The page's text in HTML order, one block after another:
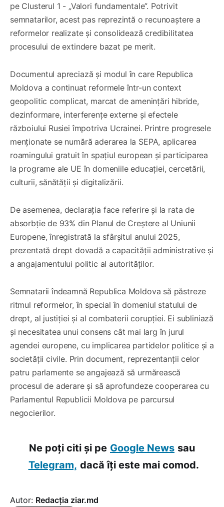
pe Clusterul 1 - „Valori fundamentale”. Potrivit
semnatarilor, acest pas reprezintă o recunoaștere a
reformelor realizate și consolidează credibilitatea
procesului de extindere bazat pe merit.
Documentul apreciază și modul în care Republica
Moldova a continuat reformele într-un context
geopolitic complicat, marcat de amenințări hibride,
dezinformare, interferențe externe și efectele
războiului Rusiei împotriva Ucrainei. Printre progresele
menționate se numără aderarea la SEPA, aplicarea
roamingului gratuit în spațiul european și participarea
la programe ale UE în domeniile educației, cercetării,
culturii, sănătății și digitalizării.
De asemenea, declarația face referire și la rata de
absorbție de 93% din Planul de Creștere al Uniunii
Europene, înregistrată la sfârșitul anului 2025,
prezentată drept dovadă a capacității administrative și
a angajamentului politic al autorităților.
Semnatarii îndeamnă Republica Moldova să păstreze
ritmul reformelor, în special în domeniul statului de
drept, al justiției și al combaterii corupției. Ei subliniază
și necesitatea unui consens cât mai larg în jurul
agendei europene, cu implicarea partidelor politice și a
societății civile. Prin document, reprezentanții celor
patru parlamente se angajează să urmărească
procesul de aderare și să aprofundeze cooperarea cu
Parlamentul Republicii Moldova pe parcursul
negocierilor.
Ne poți citi și pe Google News sau
Telegram, dacă îți este mai comod.
Autor: Redacția ziar.md